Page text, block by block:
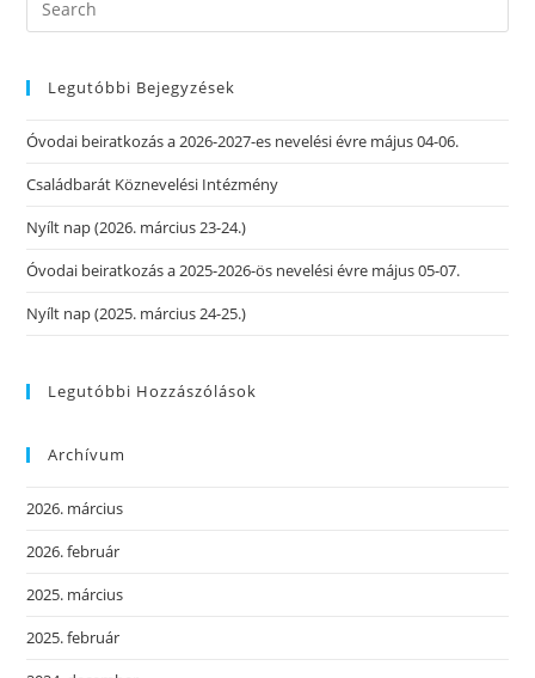
Legutóbbi Bejegyzések
Óvodai beiratkozás a 2026-2027-es nevelési évre május 04-06.
Családbarát Köznevelési Intézmény
Nyílt nap (2026. március 23-24.)
Óvodai beiratkozás a 2025-2026-ös nevelési évre május 05-07.
Nyílt nap (2025. március 24-25.)
Legutóbbi Hozzászólások
Archívum
2026. március
2026. február
2025. március
2025. február